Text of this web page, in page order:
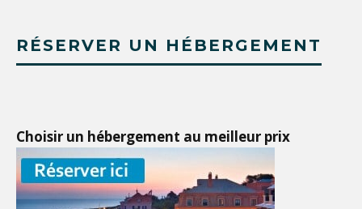
RÉSERVER UN HÉBERGEMENT
Choisir un hébergement au meilleur prix